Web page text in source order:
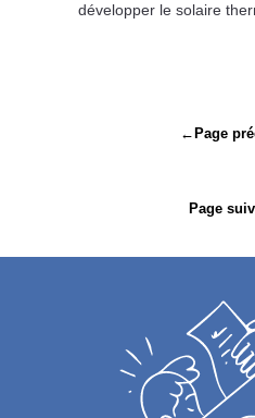
développer le solaire
← Page
Page